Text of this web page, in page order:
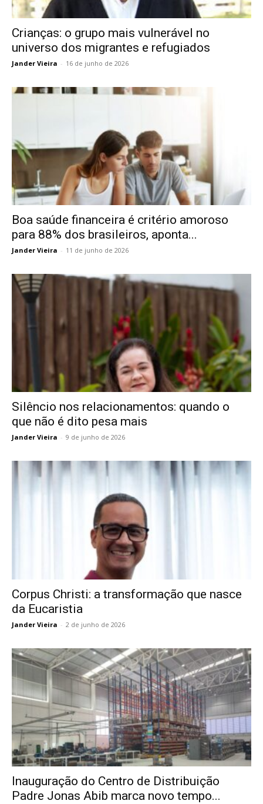
Crianças: o grupo mais vulnerável no
universo dos migrantes e refugiados
Jander Vieira - 16 de junho de 2026
Boa saúde financeira é critério amoroso
para 88% dos brasileiros, aponta...
Jander Vieira - 11 de junho de 2026
Silêncio nos relacionamentos: quando o
que não é dito pesa mais
Jander Vieira - 9 de junho de 2026
Corpus Christi: a transformação que nasce
da Eucaristia
Jander Vieira - 2 de junho de 2026
Inauguração do Centro de Distribuição
Padre Jonas Abib marca novo tempo...